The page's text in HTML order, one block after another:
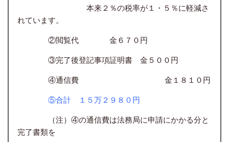
本来２％の税率が１・５％に軽減さ
れています。
②閲覧代 金６７０円
③完了後登記事項証明書 金５００円
④通信費 金１８１０円
⑤合計 １５万２９８０円
（注）④の通信費は法務局に申請にかかる分と
完了書類を